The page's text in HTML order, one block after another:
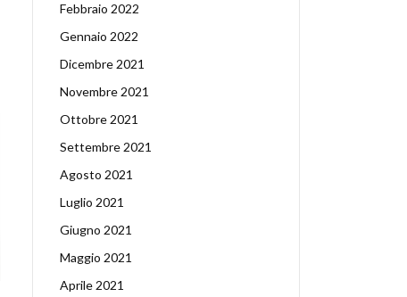
Febbraio 2022
Gennaio 2022
Dicembre 2021
Novembre 2021
Ottobre 2021
Settembre 2021
Agosto 2021
Luglio 2021
Giugno 2021
Maggio 2021
Aprile 2021